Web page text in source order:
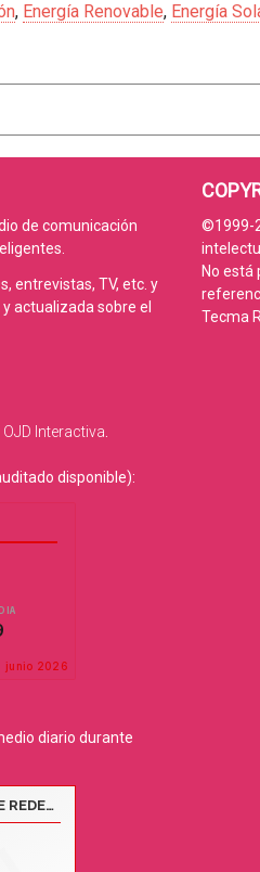
, Energía Renovable, Energía
de comunicación
entrevistas, TV, etc. y
actualizada sobre el
OJD Interactiva
disponible):
diario durante
©1999-
No
Tecma